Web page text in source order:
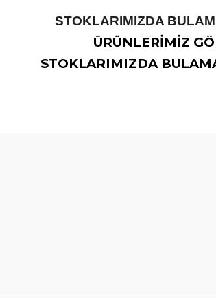
STOKLARIMIZDA
ÜRÜNLERİMİZ
STOKLARIMIZDA